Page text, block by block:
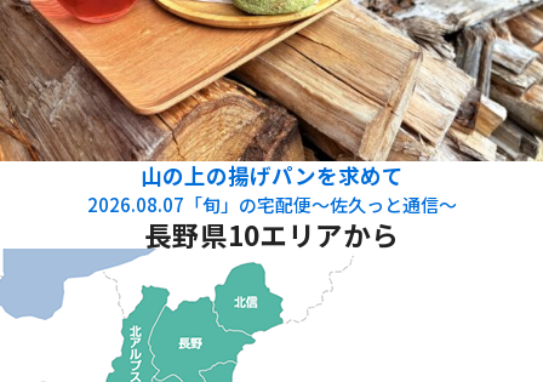
山の上の揚げパンを求めて
2026.08.07 「旬」の宅配便～佐久っと通信～
長野県10エリアから